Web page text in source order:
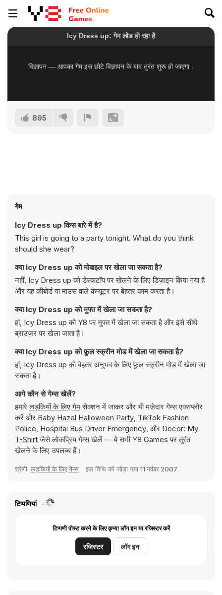
895
गेम
Icy Dress up किस बारे में है?
This girl is going to a party tonight. What do you think
should she wear?
क्या Icy Dress up को मोबाइल पर खेला जा सकता है?
नहीं, Icy Dress up को डेस्कटॉप पर खेलने के लिए डिज़ाइन किया गया है
और यह कीबोर्ड या माउस वाले कंप्यूटर पर बेहतर काम करता है।
क्या Icy Dress up को मुफ्त में खेला जा सकता है?
हां, Icy Dress up को Y8 पर मुफ्त में खेला जा सकता है और इसे सीधे
ब्राउज़र पर खेला जाता है।
क्या Icy Dress up को फ़ुल स्क्रीन मोड में खेला जा सकता है?
हां, Icy Dress up को बेहतर अनुभव के लिए फ़ुल स्क्रीन मोड में खेला जा
सकता है।
आगे कौन से गेम्स खेलें?
हमारेलड़कियों के लिए गेमसेक्शन में जाकर और भी मज़ेदार गेम्स एक्सप्लोर
करें और Baby Hazel Halloween Party, TikTok Fashion
Police, Hospital Bus Driver Emergency, और Decor: My
T-Shirtजैसे लोकप्रिय गेम्स खेलें — ये सभी Y8 Games पर तुरंत
खेलने के लिए उपलब्ध हैं।
श्रेणी: लड़कियों के लिए गेम्स इस तिथि को जोड़ा गया 11 नवंबर 2007
टिप्पणियां
टिप्पणी पोस्ट करने के लिए कृप्या लॉग इन या रजिस्टर करें
रजिस्टर लॉग इन